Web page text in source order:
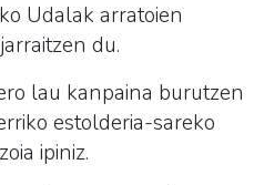
Udalak arratoien
du.
lau kanpaina burutzen
estolderia-sareko
ipiniz.